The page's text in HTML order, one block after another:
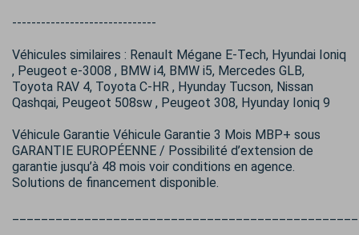
------------------------------
Véhicules similaires : Renault Mégane E-Tech, Hyundai Ioniq
, Peugeot e-3008 , BMW i4, BMW i5, Mercedes GLB,
Toyota RAV 4, Toyota C-HR , Hyunday Tucson, Nissan
Qashqai, Peugeot 508sw , Peugeot 308, Hyunday Ioniq 9
Véhicule Garantie Véhicule Garantie 3 Mois MBP+ sous
GARANTIE EUROPÉENNE / Possibilité d’extension de
garantie jusqu’à 48 mois voir conditions en agence.
Solutions de financement disponible.